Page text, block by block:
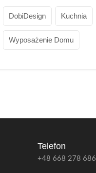
DobiDesign Kuchnia
Wyposażenie Domu
Telefon
+48 668 278 686